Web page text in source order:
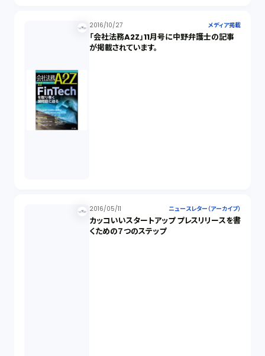
2016/10/27 メディア掲載
「会社法務A2Z」11月号に中野弁護士の記事
が掲載されています。
2016/05/11 ニュースレター（アーカイブ）
カッコいいスタートアップ プレスリリースを書
くための７つのステップ